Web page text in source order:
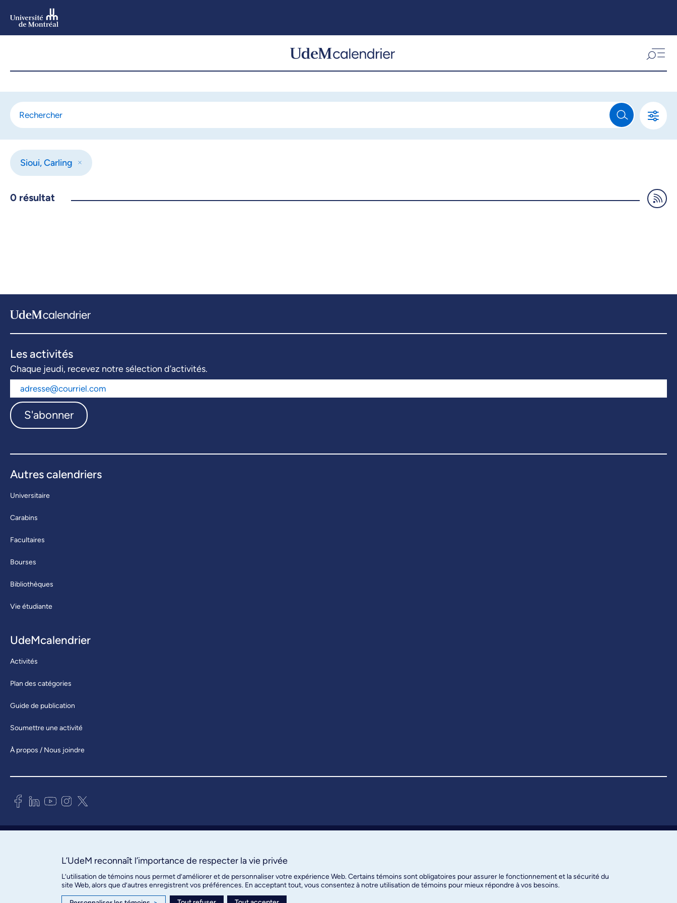
Sioui, Carling
0 résultat
Les activités
Chaque jeudi, recevez notre sélection d’activités.
S'abonner
Autres calendriers
Universitaire
Carabins
Facultaires
Bourses
Bibliothèques
Vie étudiante
UdeMcalendrier
Activités
Plan des catégories
Guide de publication
Soumettre une activité
À propos / Nous joindre
Bureau des communications et
3744, rue Jean-Brillant, bureau 490
L’UdeM reconnaît l’importance de respecter la vie privée
L’utilisation de témoins nous permet d’améliorer et de personnaliser votre expérience Web. Certains témoins sont obligatoires pour assurer le fonctionnement et la sécurité du
site Web, alors que d’autres enregistrent vos préférences. En acceptant tout, vous consentez à notre utilisation de témoins pour mieux répondre à vos besoins.